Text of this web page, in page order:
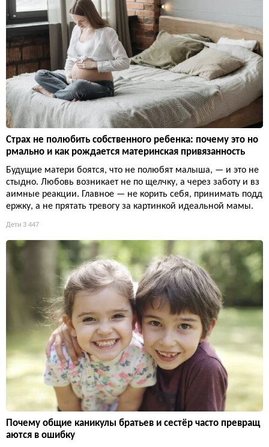
Страх не полюбить собственного ребенка: почему это но
рмально и как рождается материнская привязанность
Будущие матери боятся, что не полюбят малыша, — и это не
стыдно. Любовь возникает не по щелчку, а через заботу и вз
аимные реакции. Главное — не корить себя, принимать подд
ержку, а не прятать тревогу за картинкой идеальной мамы.
Дети 3 447
Почему общие каникулы братьев и сестёр часто превращ
аются в ошибку